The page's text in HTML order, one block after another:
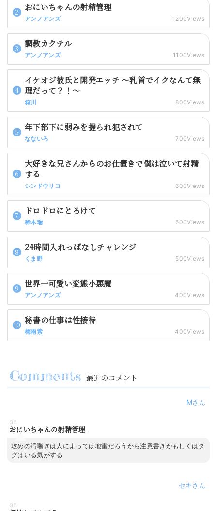
おにいちゃんの射精管理
アンノアンズ 1200Views
調教カクテル
アンノアンズ 1100Views
イケオジ彼氏と開発エッチ 〜乳首でイクなんて無
理だって？！〜
箱川 800Views
年下部下に弱みを握られ犯されて
なないろ 700Views
大好きな兄さんからのお仕置きで僕は泣いて射精
する
シンドウリコ 600Views
ドロドロにとろけて
稀木瑞 500Views
24時間入れっぱなしチャレンジ
くま野 500Views
世界一可愛い変態小悪魔
アンノアンズ 400Views
秘書の仕事は性接待
梅雨紫 400Views
最近のコメント
M
on
おにいちゃんの射精管理
攻めの汚喘ぎは人によっては地雷だろうから注意書きかもしくはタ
グはいる気がする
セキ
on